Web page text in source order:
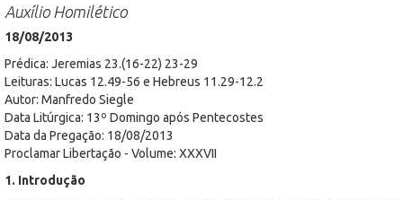
Auxílio Homilético
18/08/2013
Prédica: Jeremias 23.(16-22) 23-29
Leituras: Lucas 12.49-56 e Hebreus 11.29-12.2
Autor: Manfredo Siegle
Data Litúrgica: 13º Domingo após Pentecostes
Data da Pregação: 18/08/2013
Proclamar Libertação - Volume: XXXVII
1. Introdução